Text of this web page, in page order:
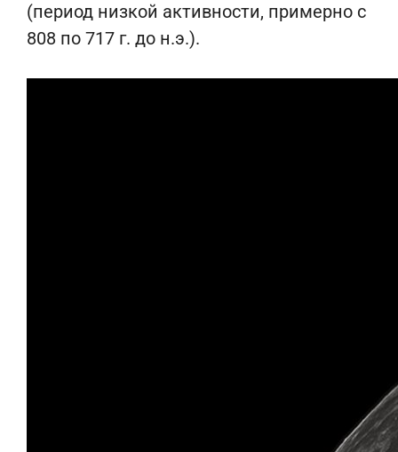
(период низкой активности, примерно с
808 по 717 г. до н.э.).